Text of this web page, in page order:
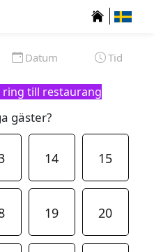
Datum Tid
till restaurang
gäster?
14 15
19 20